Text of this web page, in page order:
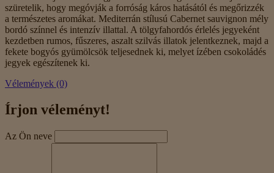
szüretelik, hogy megóvják a forróság káros hatásától és megőrizzék
a természetes aromákat. Mediterrán stílusú Cabernet sauvignon mély
bordó színnel és intenzív illattal. A tölgyfahordós érlelés jegyeként
kezdetben rumos, fűszeres, aszalt szilvás illatok jelentkeznek, majd a
fekete bogyós gyümölcsök teljesednek ki, melyet ízében csokoládés
jegyek egészítenek ki.
Vélemények (0)
Írjon véleményt!
Az Ön neve